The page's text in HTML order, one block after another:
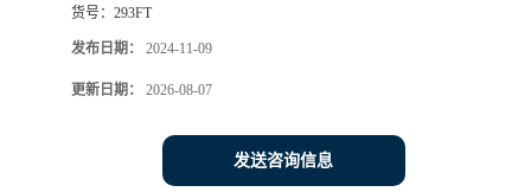
货号： 293FT
发布日期： 2024-11-09
更新日期： 2026-08-07
发送咨询信息